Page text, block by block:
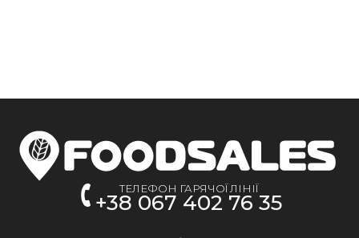
ТЕЛЕФОН ГАРЯЧОЇ ЛІНІЇ
+38 067 402 76 35